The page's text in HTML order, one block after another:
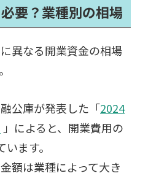
要？業種別の相場
異なる開業資金の相場
公庫が発表した「2024
」によると、開業費用の
ます。
額は業種によって大き